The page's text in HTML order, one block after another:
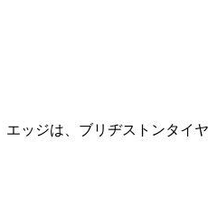
ッジは、ブリヂストンタイ